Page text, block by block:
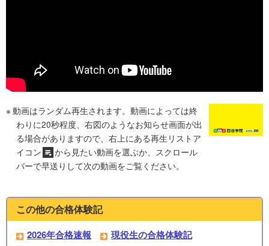
動画はランダム再生されます。動画によっては終
わりに20秒程度、右図のようなお知らせ画面が出
る場合がありますので、右上にある再生リストア
イコン
から見たい動画を選ぶか、スクロール
バーで早送りして次の動画をご覧ください。
この他の合格体験記
2026年合格速報
現役生の合格体験記